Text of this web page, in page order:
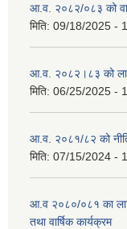
आ.व. २०८२/०८३ को
मिति: 09/18/2025 -
आ.व. २०८२।८३ को
मिति: 06/25/2025 -
आ.व. २०८१/८२ को
मिति: 07/15/2024 -
आ.व २०८०/०८१ का
तथा वार्षिक कार्यक्रम